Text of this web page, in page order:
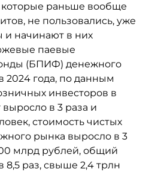
раньше вообще
не пользовались, уже
начинают в них
паевые
(БПИФ) денежного
2024 года, по данным
инвесторов в
в 3 раза и
стоимость чистых
рынка выросло в 3
млрд рублей, общий
раз, свыше 2,4 трлн